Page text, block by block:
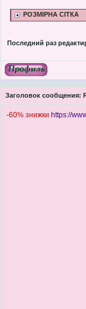
РОЗМІРНА СІТКА
Последний раз
Заголовок сообщения:
-60% знижки https://